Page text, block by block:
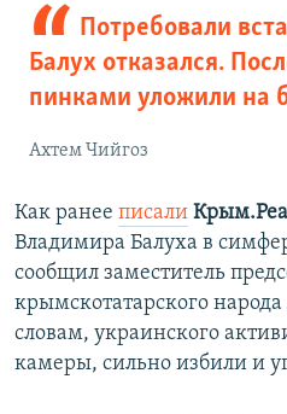
Потребовали
Балух отказался.
пинками уложили на
Ахтем Чийгоз
Как ранее писали
Владимира Балуха в
сообщил заместитель
крымскотатарского народа
словам, украинского
камеры, сильно избили и